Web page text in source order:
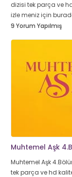
dizisi tek parça ve
izle meniz için
9 Yorum Yapılmış
Muhtemel Aşk
Muhtemel Aşk
tek parça ve hd